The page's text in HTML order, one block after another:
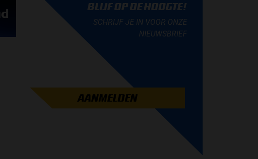
BLIJF OP DE HOOGTE!
SCHRIJF JE IN VOOR ONZE
NIEUWSBRIEF
AANMELDEN